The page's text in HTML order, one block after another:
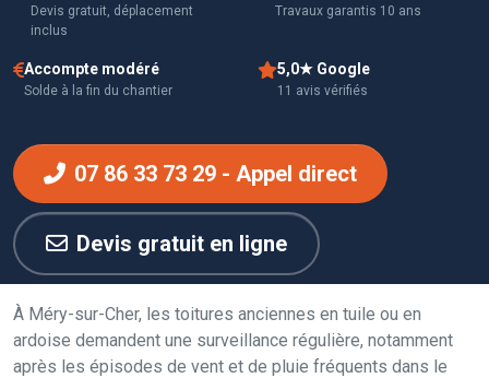
Devis gratuit, déplacement
inclus
Travaux garantis 10 ans
Accompte modéré
Solde à la fin du chantier
5,0★ Google
11 avis vérifiés
07 86 33 73 29 - Appel direct
Devis gratuit en ligne
À Méry-sur-Cher, les toitures anciennes en tuile ou en
ardoise demandent une surveillance régulière, notamment
après les épisodes de vent et de pluie fréquents dans le